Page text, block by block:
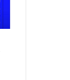
«